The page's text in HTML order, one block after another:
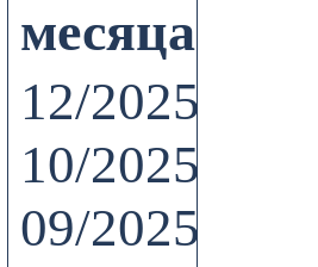
месяцам
12/2025
10/2025
09/2025